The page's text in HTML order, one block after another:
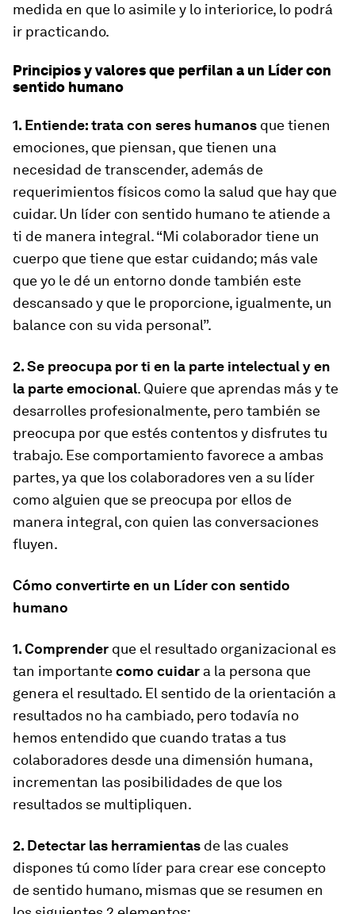
medida en que lo asimile y lo interiorice, lo podrá
ir practicando.
Principios y valores que perfilan a un Líder con
sentido humano
1. Entiende: trata con seres humanos que tienen
emociones, que piensan, que tienen una
necesidad de transcender, además de
requerimientos físicos como la salud que hay que
cuidar. Un líder con sentido humano te atiende a
ti de manera integral. “Mi colaborador tiene un
cuerpo que tiene que estar cuidando; más vale
que yo le dé un entorno donde también este
descansado y que le proporcione, igualmente, un
balance con su vida personal”.
2. Se preocupa por ti en la parte intelectual y en
la parte emocional. Quiere que aprendas más y te
desarrolles profesionalmente, pero también se
preocupa por que estés contentos y disfrutes tu
trabajo. Ese comportamiento favorece a ambas
partes, ya que los colaboradores ven a su líder
como alguien que se preocupa por ellos de
manera integral, con quien las conversaciones
fluyen.
Cómo convertirte en un Líder con sentido
humano
1. Comprender que el resultado organizacional es
tan importantecomo cuidar a la persona que
genera el resultado. El sentido de la orientación a
resultados no ha cambiado, pero todavía no
hemos entendido que cuando tratas a tus
colaboradores desde una dimensión humana,
incrementan las posibilidades de que los
resultados se multipliquen.
2. Detectar las herramientas de las cuales
dispones tú como líder para crear ese concepto
de sentido humano, mismas que se resumen en